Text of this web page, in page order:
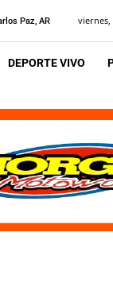
Paz, AR viernes,
DEPORTE VIVO